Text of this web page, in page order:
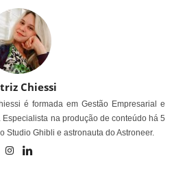
Chiessi
é formada em Gestão Empresarial e
na produção de conteúdo há 5
Studio Ghibli e astronauta do Astroneer.